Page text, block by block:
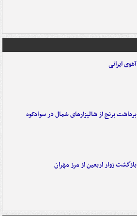
آهوی ایرانی
برداشت برنج از شالیزارهای شمال در سوادکوه
بازگشت زوار اربعین از مرز مهران